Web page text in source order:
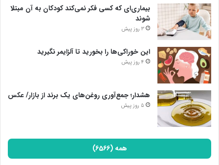
بیماری‌ای که کسی فکر نمی‌کند کودکان به آن مبتلا
شوند
3 روز پیش
این خوراکی‌ها را بخورید تا آلزایمر نگیرید
4 روز پیش
هشدار؛ جمع‌آوری روغن‌های یک برند از بازار/ عکس
5 روز پیش
همه (6566)